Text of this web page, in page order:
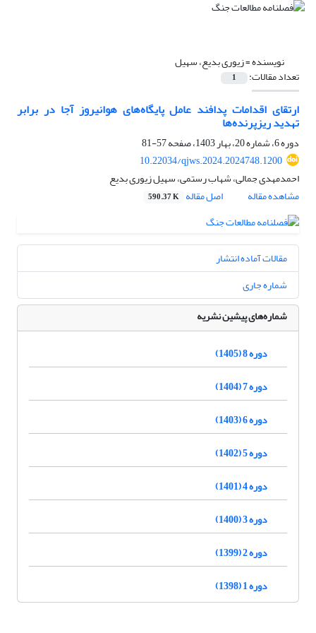
نویسنده =زیوری بدیع، سهیل
تعداد مقالات: 1
ارتقای اقدامات پدافند عامل پایگاه‌های هوانیروز آجا در برابر
تهدید ریزپرنده‌ها
دوره 6، شماره 20، بهار 1403، صفحه
57-81
10.22034/qjws.2024.2024748.1200
احمدمهدی جمالی، شهاب رستمی، سهیل زیوری بدیع
مشاهده مقاله
اصل مقاله 590.37 K
مقالات آماده انتشار
شماره جاری
شماره‌های پیشین نشریه
دوره 8 (1405)
دوره 7 (1404)
دوره 6 (1403)
دوره 5 (1402)
دوره 4 (1401)
دوره 3 (1400)
دوره 2 (1399)
دوره 1 (1398)